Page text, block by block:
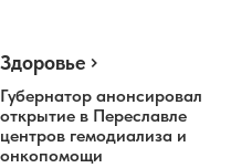
Здоровье
Губернатор анонсировал
открытие в Переславле
центров гемодиализа и
онкопомощи